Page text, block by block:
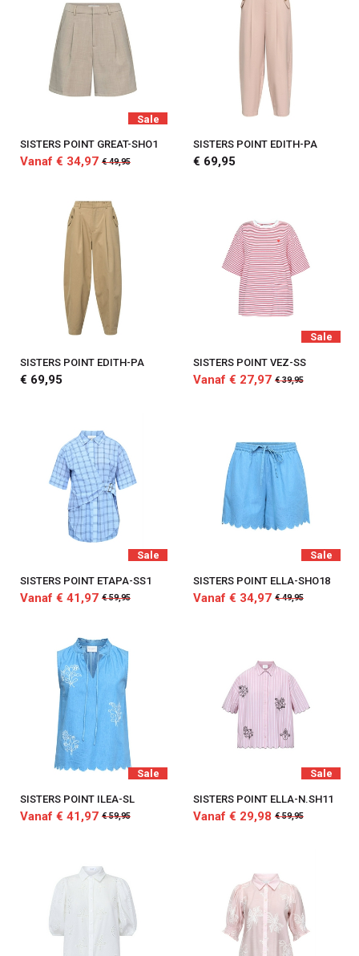
Sale
SISTERS POINT GREAT-SHO1
Vanaf € 34,97 € 49,95
SISTERS POINT EDITH-PA
€ 69,95
SISTERS POINT EDITH-PA
€ 69,95
Sale
SISTERS POINT VEZ-SS
Vanaf € 27,97 € 39,95
Sale
SISTERS POINT ETAPA-SS1
Vanaf € 41,97 € 59,95
Sale
SISTERS POINT ELLA-SHO18
Vanaf € 34,97 € 49,95
Sale
SISTERS POINT ILEA-SL
Vanaf € 41,97 € 59,95
Sale
SISTERS POINT ELLA-N.SH11
Vanaf € 29,98 € 59,95